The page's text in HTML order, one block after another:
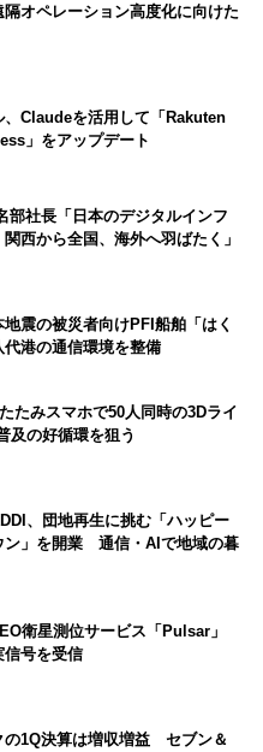
隔オペレーション高度化に向けた
、Claudeを活用して「Rakuten
」をアップデート
部社長「日本のデジタルインフ
西から全国、海外へ羽ばたく」
地震の被災者向けPFI船舶「はく
港の通信環境を整備
たみスマホで50人同時の3Dライ
の好循環を狙う
、団地再生に挑む「ハッピー
ン」を開業 通信・AIで地域の暮
衛星測位サービス「Pulsar」
信号を受信
の1Q決算は増収増益 セブン＆